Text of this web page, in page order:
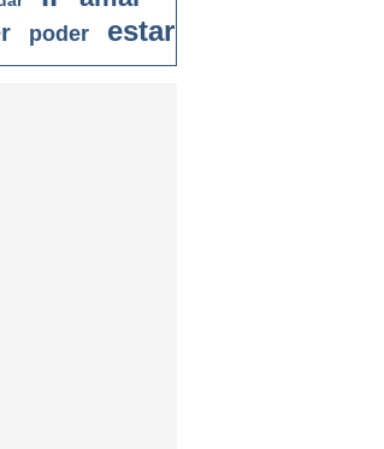
poder estar